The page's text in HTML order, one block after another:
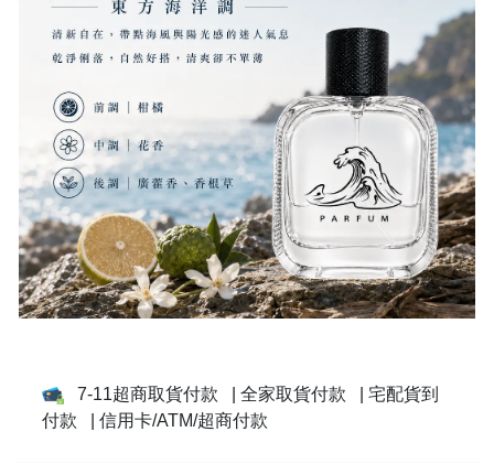
7-11超商取貨付款 | 全家取貨付款
| 宅配貨到
付款
| 信用卡/ATM/超商付款